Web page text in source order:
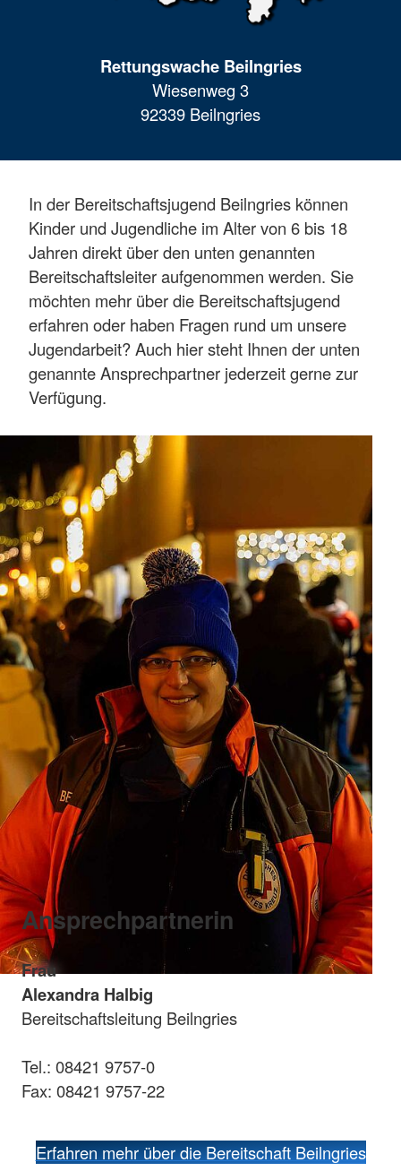
Rettungswache Beilngries
Wiesenweg 3
92339 Beilngries
In der Bereitschaftsjugend Beilngries können
Kinder und Jugendliche im Alter von 6 bis 18
Jahren direkt über den unten genannten
Bereitschaftsleiter aufgenommen werden. Sie
möchten mehr über die Bereitschaftsjugend
erfahren oder haben Fragen rund um unsere
Jugendarbeit? Auch hier steht Ihnen der unten
genannte Ansprechpartner jederzeit gerne zur
Verfügung.
Ansprechpartnerin
Frau
Alexandra Halbig
Bereitschaftsleitung Beilngries
Tel.: 08421 9757-0
Fax: 08421 9757-22
Erfahren mehr über die Bereitschaft Beilngries